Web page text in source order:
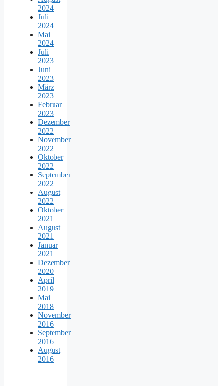
2024
Juli
2024
Mai
2024
Juli
2023
Juni
2023
März
2023
Februar
2023
Dezember
2022
November
2022
Oktober
2022
September
2022
August
2022
Oktober
2021
August
2021
Januar
2021
Dezember
2020
April
2019
Mai
2018
November
2016
September
2016
August
2016